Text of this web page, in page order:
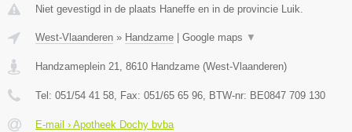
Niet gevestigd in de plaats Haneffe en in de provincie Luik.
West-Vlaanderen » Handzame Google maps ▼
Handzameplein 21, 8610 Handzame (West-Vlaanderen)
Tel: 051/54 41 58, Fax: 051/65 65 96, BTW-nr: BE0847 709 130
E-mail › Apotheek Dochy bvba